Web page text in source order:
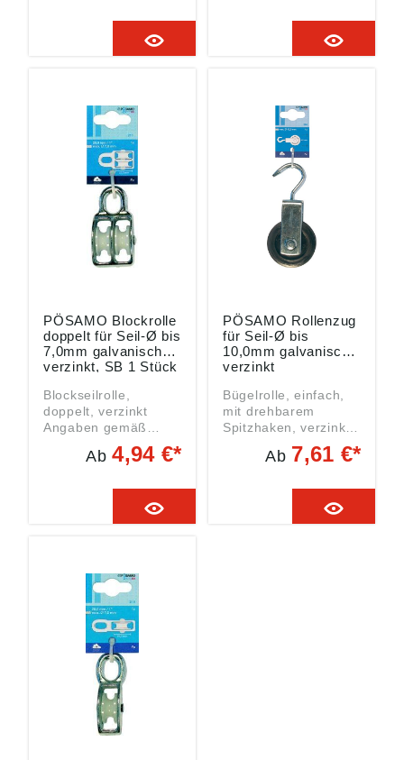
ordnung ((EU)
Monheimer Ketten- u.
40789 Monheim, DE,
info@poesamo.de
ordnung ((EU)
Monheimer Ketten- u.
40789 Monheim, DE,
info@poesamo.de
PÖSAMO Blockrolle
doppelt für Seil-Ø bis
7,0mm galvanisch
verzinkt, SB 1 Stück
Blockseilrolle,
doppelt, verzinkt
Angaben gemäß
Produktsicherheitsver
ordnung ((EU)
Monheimer Ketten- u.
Metallwarenindustrie,
Frohnstraße 44,
Ab4,94 €*
PÖSAMO Rollenzug
für Seil-Ø bis
10,0mm galvanisch
verzinkt
Bügelrolle, einfach,
mit drehbarem
Spitzhaken, verzinkt •
Rolle aus Nylon,
Rollen-Ø 60 mm
Produktsicherheitsver
Ab 7,61 €*